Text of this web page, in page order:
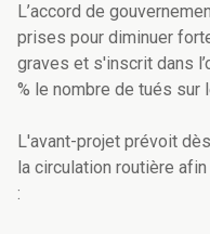
L’accord de
prises pour diminuer
graves et s'inscrit dans
% le nombre de tués sur
L'avant-projet prévoit
la circulation routière
: